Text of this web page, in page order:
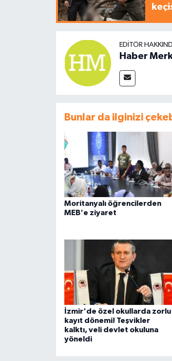
EDITÖR
Haber
Bunlar da ilginizi
Moritanyalı öğrencilerden
MEB'e ziyaret
İzmir'de özel okullarda zorlu
kayıt dönemi! Teşvikler
kalktı, veli devlet okuluna
yöneldi